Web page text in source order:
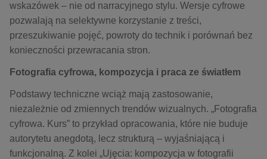
popularno-naukowe
historia
zdrowie
wskazówek – nie od narracyjnego stylu. Wersje cyfrowe
pozwalają na selektywne korzystanie z treści,
przeszukiwanie pojęć, powroty do technik i porównań bez
konieczności przewracania stron.
Fotografia cyfrowa, kompozycja i praca ze światłem
Podstawy techniczne wciąż mają zastosowanie,
niezależnie od zmiennych trendów wizualnych. „Fotografia
cyfrowa. Kurs” to przykład opracowania, które nie buduje
autorytetu anegdotą, lecz strukturą – wyjaśniającą i
funkcjonalną. Z kolei „Ujęcia: kompozycja w fotografii